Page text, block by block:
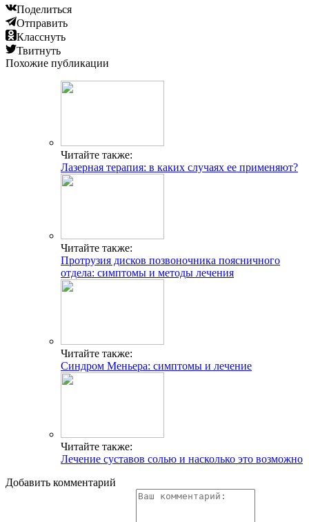
Поделиться
Отправить
Класснуть
Твитнуть
Похожие публикации
Читайте также:
Лазерная терапия: в каких случаях ее применяют?
Читайте также:
Протрузия дисков позвоночника поясничного
отдела: симптомы и методы лечения
Читайте также:
Синдром Меньера: симптомы и лечение
Читайте также:
Лечение суставов солью и насколько это возможно
Добавить комментарий